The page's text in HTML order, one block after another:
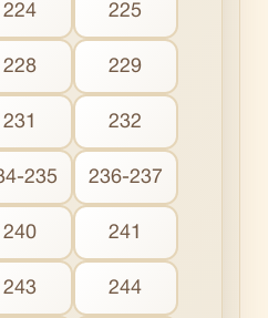
224 225
228 229
231 232
235 236-237
240 241
243 244